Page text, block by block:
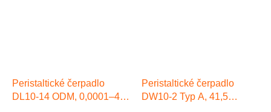
Peristaltické čerpadlo
DL10-14 ODM, 0,0001–41
Peristaltické čerpadlo
DW10-2 Typ A, 41,5